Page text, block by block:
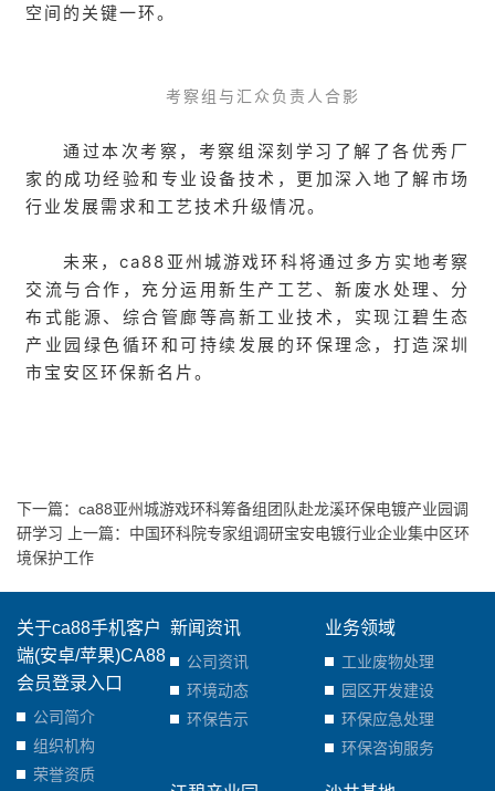
空间的关键一环。
考察组与汇众负责人合影
通过本次考察，考察组深刻学习了解了各优秀厂
家的成功经验和专业设备技术，更加深入地了解市场
行业发展需求和工艺技术升级情况。
未来，ca88亚州城游戏环科将通过多方实地考察
交流与合作，充分运用新生产工艺、新废水处理、分
布式能源、综合管廊等高新工业技术，实现江碧生态
产业园绿色循环和可持续发展的环保理念，打造深圳
市宝安区环保新名片。
下一篇： ca88亚州城游戏环科筹备组团队赴龙溪环保电镀产业园调
研学习 上一篇： 中国环科院专家组调研宝安电镀行业企业集中区环
境保护工作
关于ca88手机客户
端(安卓/苹果)CA88
会员登录入口
公司简介
组织机构
荣誉资质
新闻资讯
公司资讯
环境动态
环保告示
业务领域
工业废物处理
园区开发建设
环保应急处理
环保咨询服务